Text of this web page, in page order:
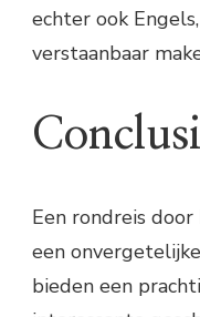
echter ook
verstaanbaar
Een rondreis
een
bieden een